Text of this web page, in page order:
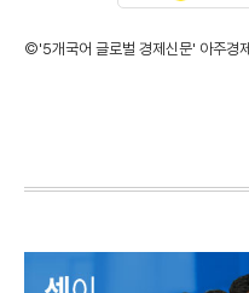
©'5개국어 글로벌 경제신문' 아주경